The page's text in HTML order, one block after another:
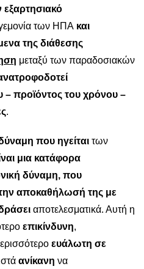
εξαρτησιακό
των ΗΠΑ και
της διάθεσης
μεταξύ των παραδοσιακών
– προϊόντος του χρόνου –
.
που ηγείται των
μια κατάφορα
δύναμη, που
την αποκαθήλωσή της με
αποτελεσματικά. Αυτή η
επικίνδυνη,
ευάλωτη σε
ανίκανη να